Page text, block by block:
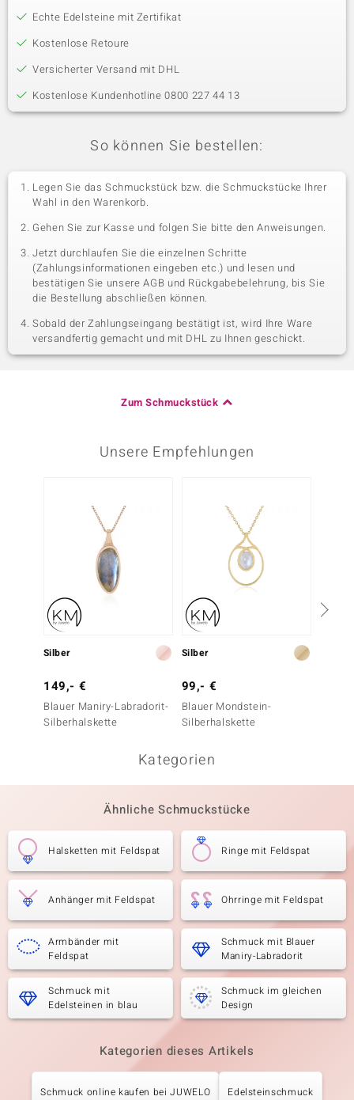
Echte Edelsteine mit Zertifikat
Kostenlose Retoure
Versicherter Versand mit DHL
Kostenlose Kundenhotline 0800 227 44 13
So können Sie bestellen:
Legen Sie das Schmuckstück bzw. die Schmuckstücke Ihrer
Wahl in den Warenkorb.
Gehen Sie zur Kasse und folgen Sie bitte den Anweisungen.
Jetzt durchlaufen Sie die einzelnen Schritte
(Zahlungsinformationen eingeben etc.) und lesen und
bestätigen Sie unsere AGB und Rückgabebelehrung, bis Sie
die Bestellung abschließen können.
Sobald der Zahlungseingang bestätigt ist, wird Ihre Ware
versandfertig gemacht und mit DHL zu Ihnen geschickt.
Zum Schmuckstück
Unsere Empfehlungen
Silber
149,- €
Blauer Maniry-Labradorit-
Silberhalskette
Silber
99,- €
Blauer Mondstein-
Silberhalskette
Kategorien
Ähnliche Schmuckstücke
Halsketten mit Feldspat Ringe mit Feldspat
Anhänger mit Feldspat Ohrringe mit Feldspat
Armbänder mit
Feldspat
Schmuck mit Blauer
Maniry-Labradorit
Schmuck mit
Edelsteinen in blau
Schmuck im gleichen
Design
Kategorien dieses Artikels
Schmuck online kaufen bei JUWELO Edelsteinschmuck